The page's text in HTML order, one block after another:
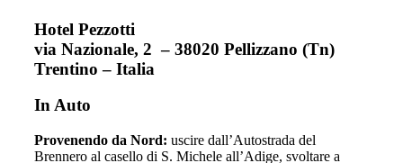
Hotel Pezzotti
via Nazionale, 2 – 38020 Pellizzano (Tn)
Trentino – Italia
In Auto
Provenendo da Nord: uscire dall’Autostrada del
Brennero al casello di S. Michele all’Adige, svoltare a